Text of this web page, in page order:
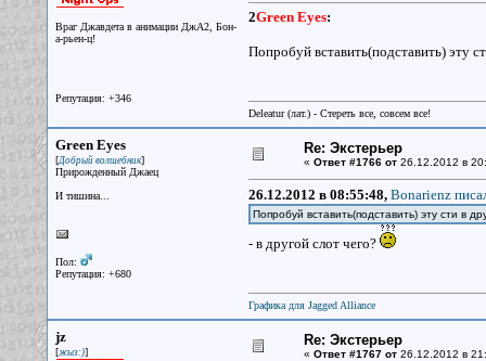
Враг Джавдета в анимации ДжА2, Бон-
а-рьен-ц!
Репутация: +346
2Green Eyes:
Попробуй вставить(подставить) эту
Deleatur (лат.) - Стереть все, совсем все!
Green Eyes
[Добрый волшебник]
Прирожденный Джаец
И тишина...
Пол:
Репутация: +680
Re: Экстерьер
« Ответ #1766 от26.12.2012 в
26.12.2012 в 08:55:48, Bonarienz
Попробуй вставить(подставить) эту сти в
- в другой слот чего?
Графика для Jagged Alliance
jz
[жыз:)]
Re: Экстерьер
« Ответ #1767 от26.12.2012 в